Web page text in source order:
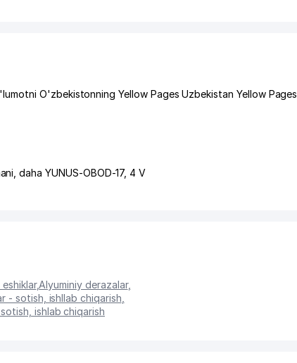
O'zbekistonning Yellow Pages Uzbekistan Yellow Pages
,daha YUNUS-OBOD-17, 4 V
,Alyuminiy derazalar,
- sotish, ishllab chiqarish
ishlab chiqarish